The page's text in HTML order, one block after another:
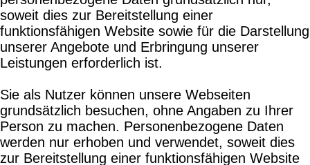
soweit dies zur Bereitstellung einer
funktionsfähigen Website sowie für die Darstellung
unserer Angebote und Erbringung unserer
Leistungen erforderlich ist.
Sie als Nutzer können unsere Webseiten
grundsätzlich besuchen, ohne Angaben zu Ihrer
Person zu machen. Personenbezogene Daten
werden nur erhoben und verwendet, soweit dies
zur Bereitstellung einer funktionsfähigen Website